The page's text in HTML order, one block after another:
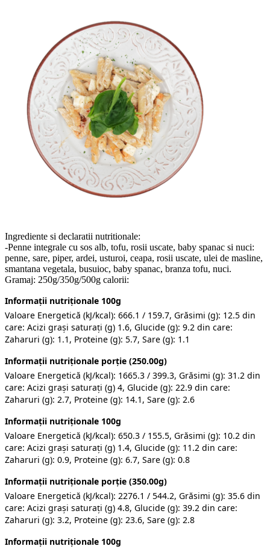
Ingrediente si declaratii nutritionale:
-Penne integrale cu sos alb, tofu, rosii uscate, baby spanac si nuci:
penne, sare, piper, ardei, usturoi, ceapa, rosii uscate, ulei de masline,
smantana vegetala, busuioc, baby spanac, branza tofu, nuci.
Gramaj: 250g/350g/500g calorii:
Informații nutriționale 100g
Valoare Energetică (kJ/kcal): 666.1 / 159.7, Grăsimi (g): 12.5 din
care: Acizi grași saturați (g) 1.6, Glucide (g): 9.2 din care:
Zaharuri (g): 1.1, Proteine (g): 5.7, Sare (g): 1.1
Informații nutriționale porție (250.00g)
Valoare Energetică (kJ/kcal): 1665.3 / 399.3, Grăsimi (g): 31.2 din
care: Acizi grași saturați (g) 4, Glucide (g): 22.9 din care:
Zaharuri (g): 2.7, Proteine (g): 14.1, Sare (g): 2.6
Informații nutriționale 100g
Valoare Energetică (kJ/kcal): 650.3 / 155.5, Grăsimi (g): 10.2 din
care: Acizi grași saturați (g) 1.4, Glucide (g): 11.2 din care:
Zaharuri (g): 0.9, Proteine (g): 6.7, Sare (g): 0.8
Informații nutriționale porție (350.00g)
Valoare Energetică (kJ/kcal): 2276.1 / 544.2, Grăsimi (g): 35.6 din
care: Acizi grași saturați (g) 4.8, Glucide (g): 39.2 din care:
Zaharuri (g): 3.2, Proteine (g): 23.6, Sare (g): 2.8
Informații nutriționale 100g